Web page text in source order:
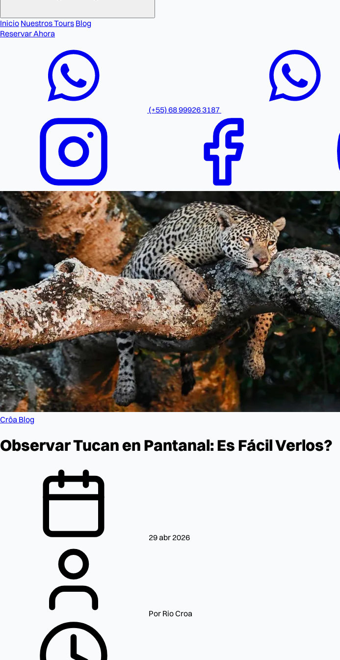
Inicio Nuestros Tours Blog
Reservar Ahora
(+55) 68 99926 3187
Crôa Blog
Observar Tucan en Pantanal: Es Fácil Verlos?
29 abr 2026
Por Rio Croa